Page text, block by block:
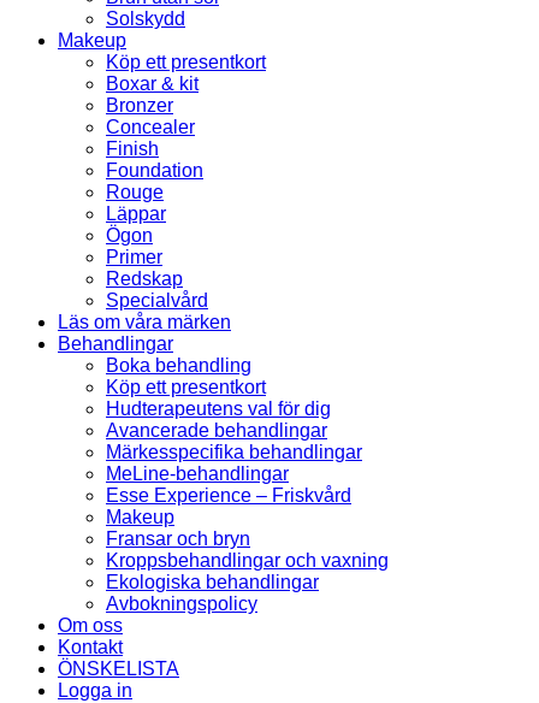
Solskydd
Makeup
Köp ett presentkort
Boxar & kit
Bronzer
Concealer
Finish
Foundation
Rouge
Läppar
Ögon
Primer
Redskap
Specialvård
Läs om våra märken
Behandlingar
Boka behandling
Köp ett presentkort
Hudterapeutens val för dig
Avancerade behandlingar
Märkesspecifika behandlingar
MeLine-behandlingar
Esse Experience – Friskvård
Makeup
Fransar och bryn
Kroppsbehandlingar och vaxning
Ekologiska behandlingar
Avbokningspolicy
Om oss
Kontakt
ÖNSKELISTA
Logga in